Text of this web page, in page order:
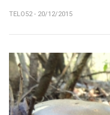
TELO52 - 20/12/2015